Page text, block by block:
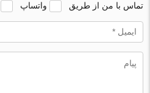
تماس با من از طریق واتساپ